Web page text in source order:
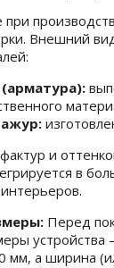
Внешний
и
в
Перед
устройства
мм, а ширина